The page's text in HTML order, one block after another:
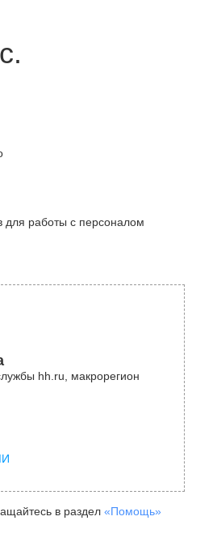
для работы с персоналом
hh.ru, макрорегион
в раздел «Помощь»